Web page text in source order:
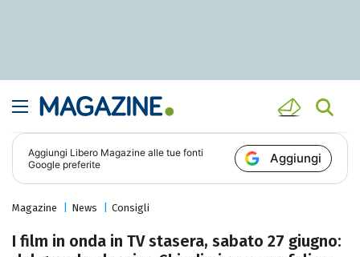
Aggiungi Libero Magazine alle tue fonti
Google preferite
Aggiungi
Magazine News Consigli
I film in onda in TV stasera, sabato 27 giugno: